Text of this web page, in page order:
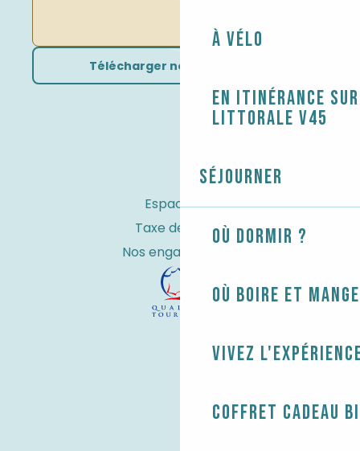
À vélo
En itinérance
littorale V45
Séjourner
Où dormir ?
Où boire et
Vivez
Coffret cadeau
Télécharger nos brochures
Espace Pro
Taxe de séjour
Nos engagements